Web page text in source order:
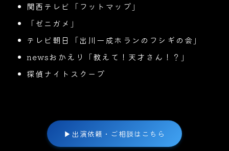
関西テレビ「フットマップ」
「ゼニガメ」
テレビ朝日「出川一成ホランのフシギの会」
newsおかえり「教えて！天才さん！？」
探偵ナイトスクープ
▶ 出演依頼・ご相談はこちら